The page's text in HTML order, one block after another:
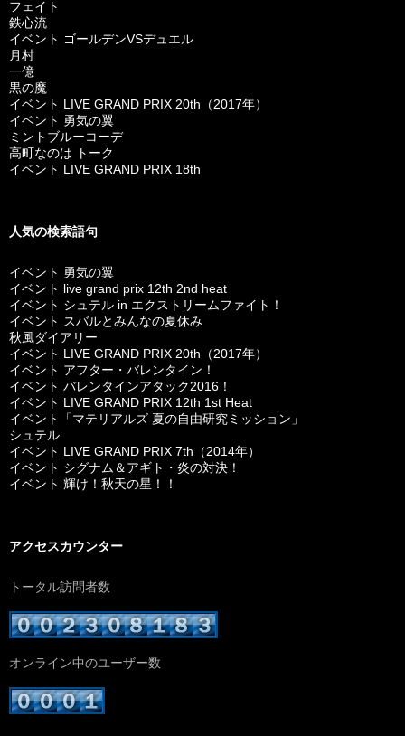
フェイト
鉄心流
イベント ゴールデンVSデュエル
月村
一億
黒の魔
イベント LIVE GRAND PRIX 20th（2017年）
イベント 勇気の翼
ミントブルーコーデ
高町なのは トーク
イベント LIVE GRAND PRIX 18th
人気の検索語句
イベント 勇気の翼
イベント live grand prix 12th 2nd heat
イベント シュテル in エクストリームファイト！
イベント スバルとみんなの夏休み
秋風ダイアリー
イベント LIVE GRAND PRIX 20th（2017年）
イベント アフター・バレンタイン！
イベント バレンタインアタック2016！
イベント LIVE GRAND PRIX 12th 1st Heat
イベント「マテリアルズ 夏の自由研究ミッション」
シュテル
イベント LIVE GRAND PRIX 7th（2014年）
イベント シグナム＆アギト・炎の対決！
イベント 輝け！秋天の星！！
アクセスカウンター
トータル訪問者数
オンライン中のユーザー数